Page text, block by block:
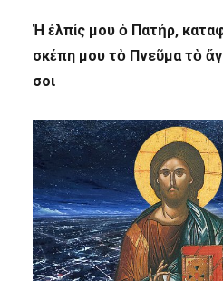
Ἡ ἐλπίς μου ὁ Πατήρ,
σκέπη μου τὸ Πνεῦμα τὸ
σοι